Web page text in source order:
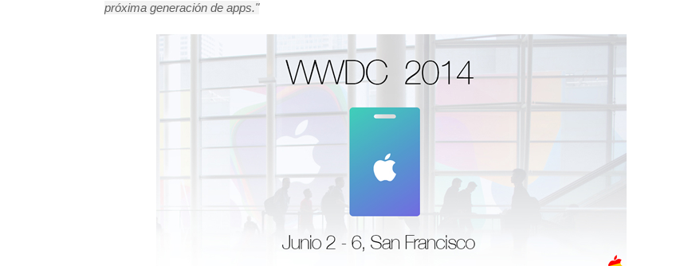
próxima generación de apps."